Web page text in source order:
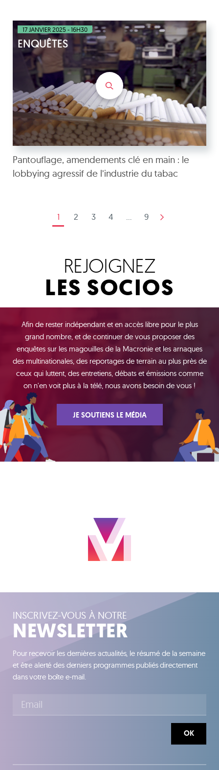
17 JANVIER 2025 - 16H30
ENQUÊTES
Pantouflage, amendements clé en main : le
lobbying agressif de l’industrie du tabac
1 2 3 4 9
REJOIGNEZ
LES SOCIOS
Afin de rester indépendant et en accès libre pour le plus
grand nombre, et de continuer de vous proposer des
enquêtes sur les magouilles de la Macronie et les arnaques
des multinationales, des reportages de terrain au plus près de
ceux qui luttent, des entretiens, débats et émissions comme
on n'en voit plus à la télé, nous avons besoin de vous !
JE SOUTIENS LE MÉDIA
INSCRIVEZ-VOUS À NOTRE
NEWSLETTER
Pour recevoir les dernières actualités, le résumé de la semaine
et être alerté des derniers programmes publiés directement
dans votre boîte e-mail.
OK